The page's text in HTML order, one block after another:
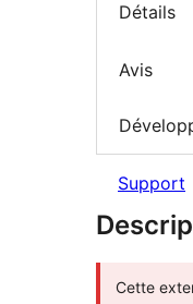
Détails
Avis
Support
Cette